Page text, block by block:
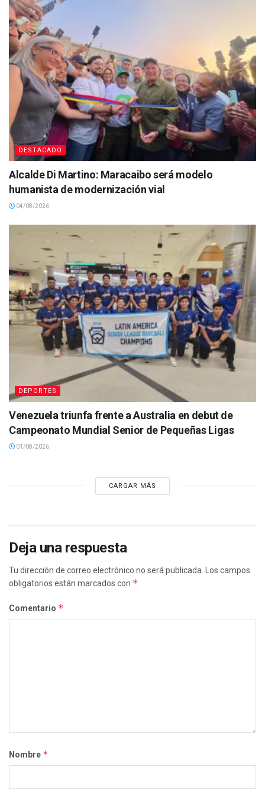
DESTACADO
Alcalde Di Martino: Maracaibo será modelo
humanista de modernización vial
04/08/2026
DEPORTES
Venezuela triunfa frente a Australia en debut de
Campeonato Mundial Senior de Pequeñas Ligas
01/08/2026
CARGAR MÁS
Deja una respuesta
Tu dirección de correo electrónico no será publicada.
Los campos
obligatorios están marcados con *
Comentario *
Nombre *